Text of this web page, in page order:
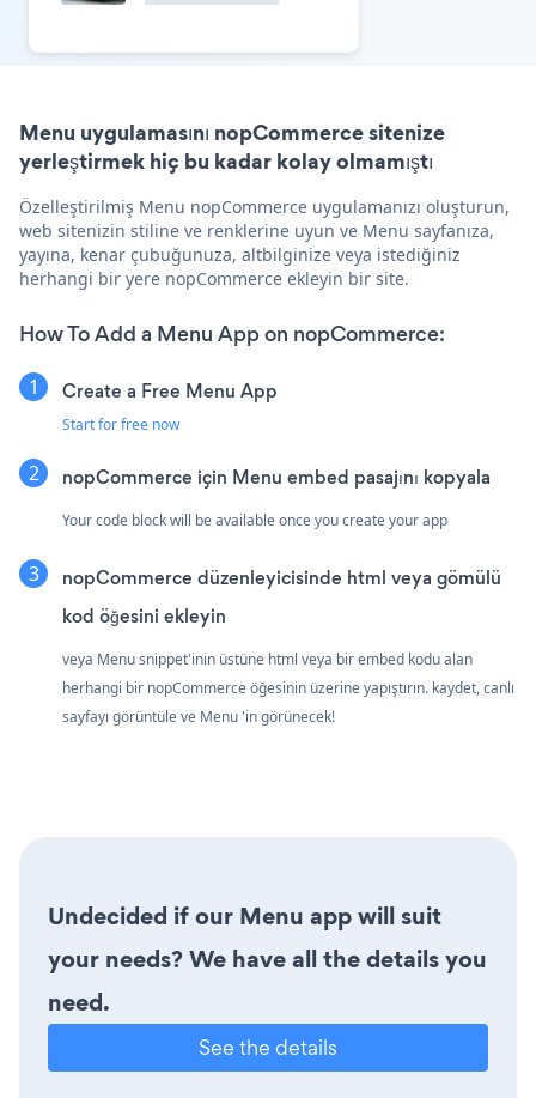
Menu uygulamasını nopCommerce sitenize
yerleştirmek hiç bu kadar kolay olmamıştı
Özelleştirilmiş Menu nopCommerce uygulamanızı oluşturun,
web sitenizin stiline ve renklerine uyun ve Menu sayfanıza,
yayına, kenar çubuğunuza, altbilginize veya istediğiniz
herhangi bir yere nopCommerce ekleyin bir site.
How To Add a Menu App on nopCommerce:
Create a Free Menu App
Start for free now
nopCommerce için Menu embed pasajını kopyala
Your code block will be available once you create your app
nopCommerce düzenleyicisinde html veya gömülü
kod öğesini ekleyin
veya Menu snippet'inin üstüne html veya bir embed kodu alan
herhangi bir nopCommerce öğesinin üzerine yapıştırın. kaydet, canlı
sayfayı görüntüle ve Menu 'in görünecek!
Undecided if our Menu app will suit
your needs? We have all the details you
need.
See the details